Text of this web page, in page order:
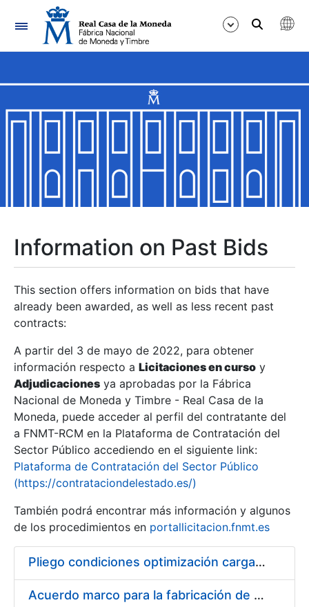
Navigation
Show/Hide
Show/Hide
Show/Hide
Show/Hide
Show/Hide
Show/Hide
Information on Past Bids
This section offers information on bids that have
already been awarded, as well as less recent past
contracts:
A partir del 3 de mayo de 2022, para obtener
información respecto a Licitaciones en curso y
Adjudicaciones ya aprobadas por la Fábrica
Nacional de Moneda y Timbre - Real Casa de la
Moneda, puede acceder al perfil del contratante del
a FNMT-RCM en la Plataforma de Contratación del
Sector Público accediendo en el siguiente link:
Plataforma de Contratación del Sector Público
(https://contrataciondelestado.es/)
También podrá encontrar más información y algunos
de los procedimientos en portallicitacion.fnmt.es
Pliego condiciones optimización cargas compras firmado
Acuerdo marco para la fabricación de piezas